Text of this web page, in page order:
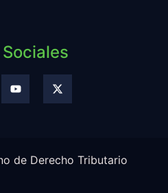
de Derecho Tributario